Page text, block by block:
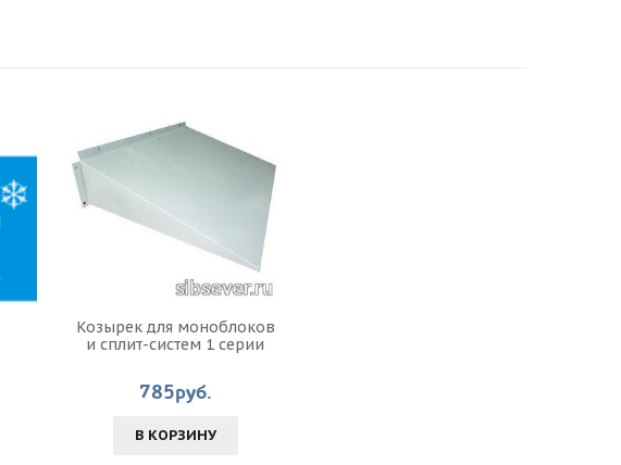
Козырек для моноблоков
и сплит-систем 1 серии
785руб.
В КОРЗИНУ